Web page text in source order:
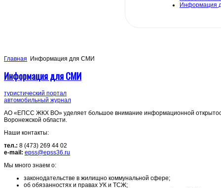
Информация
Главная Информация для СМИ
Информация для СМИ
туристический портал
автомобильный журнал
АО «ЕПСС ЖКХ ВО» уделяет большое внимание информационной
Воронежской области.
Наши контакты:
тел.: 8 (473) 269 44 02
e-mail: epss@epss36.ru
Мы много знаем о:
законодательстве в жилищно коммунальной сфере;
об обязанностях и правах УК и ТСЖ;